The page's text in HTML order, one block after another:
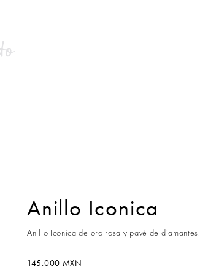
Anillo Iconica
Anillo Iconica de oro rosa y pavé de diamantes.
145.000 MXN